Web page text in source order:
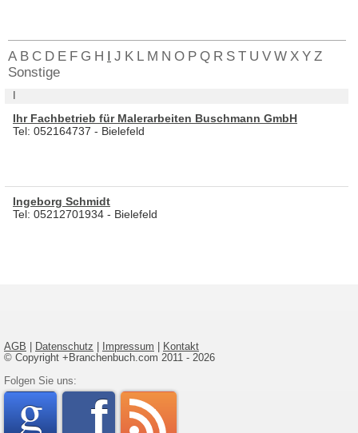
A B C D E F G H I J K L M N O P Q R S T U V W X Y Z
Sonstige
Ihr Fachbetrieb für Malerarbeiten Buschmann GmbH
Tel: 052164737 - Bielefeld
Ingeborg Schmidt
Tel: 05212701934 - Bielefeld
AGB Datenschutz Impressum
Kontakt
© Copyright +Branchenbuch.com 2011 - 2026
Folgen Sie uns:
google